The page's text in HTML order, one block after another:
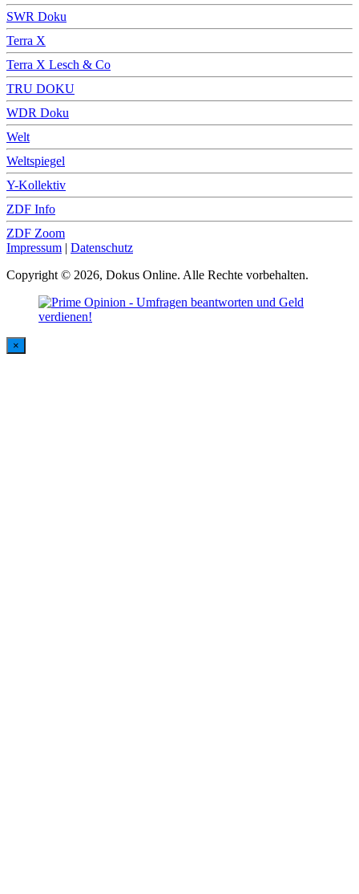
SWR Doku
Terra X
Terra X Lesch & Co
TRU DOKU
WDR Doku
Welt
Weltspiegel
Y-Kollektiv
ZDF Info
ZDF Zoom
Impressum | Datenschutz
Copyright © 2026, Dokus Online. Alle Rechte vorbehalten.
×